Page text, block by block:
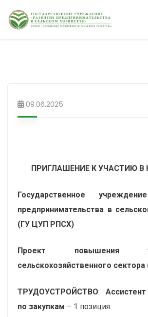
09.06.2025
ПРИГЛАШЕНИЕ К УЧАСТИЮ В
Государственное
предпринимательства в
(ГУ ЦУП РПСХ)
Проект повышения
сельскохозяйственного сектора
ТРУДОУСТРОЙСТВО:
по закупкам – 1 позиция.